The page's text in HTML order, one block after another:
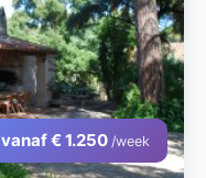
vanaf € 1.250 /week